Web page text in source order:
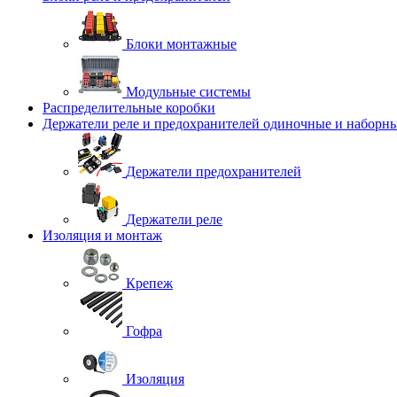
Блоки монтажные
Модульные системы
Распределительные коробки
Держатели реле и предохранителей одиночные и
Держатели предохранителей
Держатели реле
Изоляция и монтаж
Крепеж
Гофра
Изоляция